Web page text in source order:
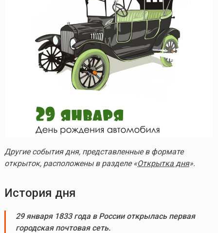
Другие события дня, представленные в формате
открыток, расположены в разделе «Открытка дня».
История дня
29 января 1833 года в России открылась первая
городская почтовая сеть.